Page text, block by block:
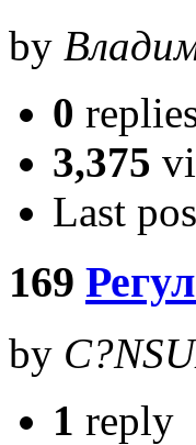
by
0
3,375
Last
169
by
1 reply